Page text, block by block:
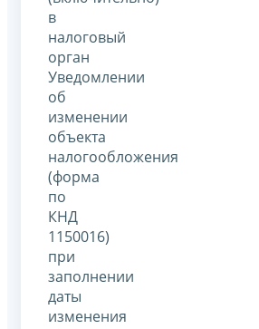
в
налоговый
орган
Уведомлении
об
изменении
объекта
налогообложения
(форма
по
КНД
1150016)
при
заполнении
даты
изменения